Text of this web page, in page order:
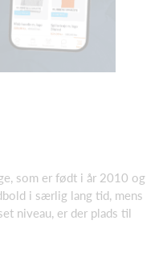
som er født i år 2010 og
i særlig lang tid, mens
niveau, er der plads til